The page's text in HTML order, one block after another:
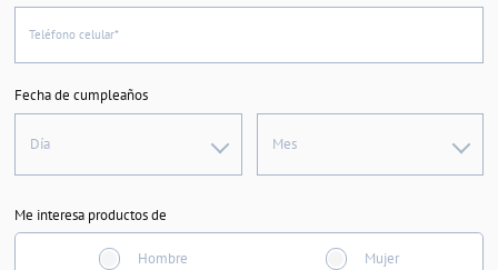
Teléfono celular*
Fecha de cumpleaños
Día Mes
Me interesa productos de
Hombre Mujer